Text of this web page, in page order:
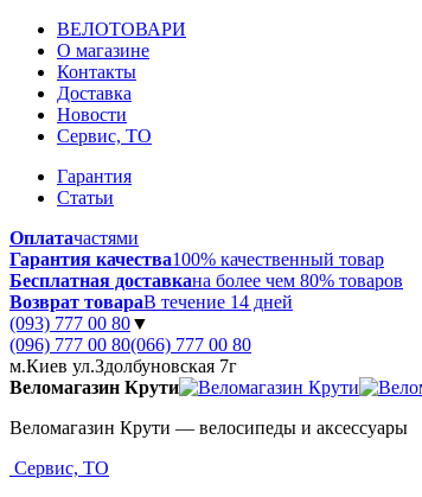
ВЕЛОТОВАРИ
О магазине
Контакты
Доставка
Новости
Сервис, ТО
Гарантия
Статьи
Оплатачастями
Гарантия качества100% качественный товар
Бесплатная доставкана более чем 80% товаров
Возврат товараВ течение 14 дней
(093) 777 00 80▼
(096) 777 00 80(066) 777 00 80
м.Киев ул.Здолбуновская 7г
Веломагазин Крути
Веломагазин Крути — велосипеды и аксессуары
Сервис, ТО